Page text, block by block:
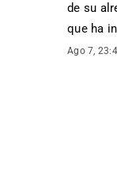
de su
que ha
Ago 7,